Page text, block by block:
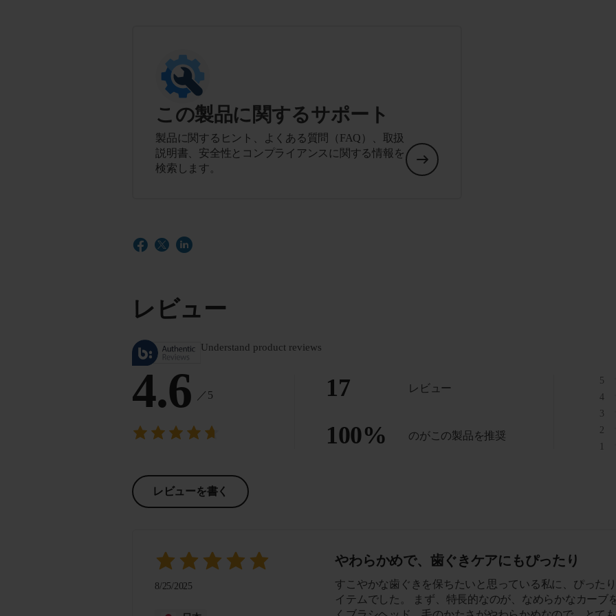
この製品に関するサポート
製品に関するヒント、よくある質問（FAQ）、取扱
説明書、安全性とコンプライアンスに関する情報を
検索します。
レビュー
Understand product reviews
4.6 ／5
レビューを書く
17 レビュー
100% のがこの製品を推奨
5
4
3
2
1
8/25/2025
やわらかめで、歯ぐきケアにもぴったり
すこやかな歯ぐきを保ちたいと思っている私に、ぴった
イテムでした。 まず、特長的なのが、なめらかなカーブ